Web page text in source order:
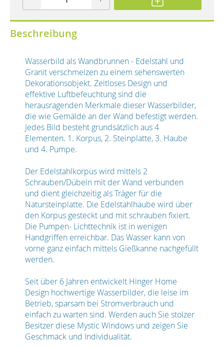
Beschreibung
Wasserbild als Wandbrunnen - Edelstahl und
Granit verschmelzen zu einem sehenswerten
Dekorationsobjekt. Zeitloses Design und
effektive Luftbefeuchtung sind die
herausragenden Merkmale dieser Wasserbilder,
die wie Gemälde an der Wand befestigt werden.
Jedes Bild besteht grundsätzlich aus 4
Elementen. 1. Korpus, 2. Steinplatte, 3. Haube
und 4. Pumpe.
Der Edelstahlkorpus wird mittels 2
Schrauben/Dübeln mit der Wand verbunden
und dient gleichzeitig als Träger für die
Natursteinplatte. Die Edelstahlhaube wird über
den Korpus gesteckt und mit schrauben fixiert.
Die Pumpen- Lichttechnik ist in wenigen
Handgriffen erreichbar. Das Wasser kann von
vorne ganz einfach mittels Gießkanne nachgefüllt
werden.
Seit über 6 Jahren entwickelt Hinger Home
Design hochwertige Wasserbilder, die leise im
Betrieb, sparsam bei Stromverbrauch und
einfach zu warten sind. Werden auch Sie stolzer
Besitzer diese Mystic Windows und zeigen Sie
Geschmack und Individualität.